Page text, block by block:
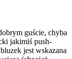
guście, chyba
jakimiś push-
jest wskazana